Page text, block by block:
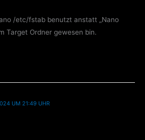
/etc/fstab benutzt anstatt „Nano
Target Ordner gewesen bin.
UM 21:49 UHR